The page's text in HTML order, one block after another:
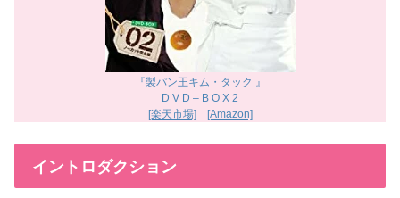
『製パン王キム・タック 』
D V D – B O X 2
[楽天市場]
[Amazon]
イントロダクション